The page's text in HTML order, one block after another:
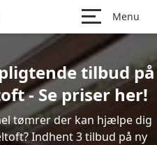
Menu
tilbud på
- Se priser her!
tømrer der kan hjælpe dig
Indhent 3 tilbud på ny